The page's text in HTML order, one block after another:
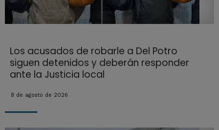
Los acusados de robarle a Del Potro
siguen detenidos y deberán responder
ante la Justicia local
8 de agosto de 2026